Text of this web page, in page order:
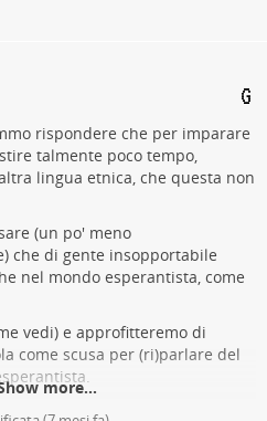
e senza esplicitarne le
il diritto e il dovere di tutelare
e la felicità degli utenti.
utenti deve essere rispettoso e
Ricorda che esistono persone
tua e che questa è una
e video con la funzione di
non può vederle
razzismo, sessismo,
trolling, body shaming,
fake news, propaganda di
disturbanti solo con CW
rispondere che per imparare
talmente poco tempo,
lingua etnica, che questa non
(un po' meno
che di gente insopportabile
nel mondo esperantista, come
vedi) e approfitteremo di
come scusa per (ri)parlare del
more...